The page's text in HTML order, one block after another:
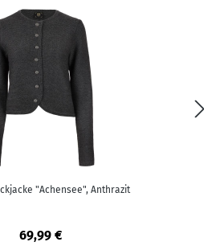
"Achensee", Anthrazit
69,99 €